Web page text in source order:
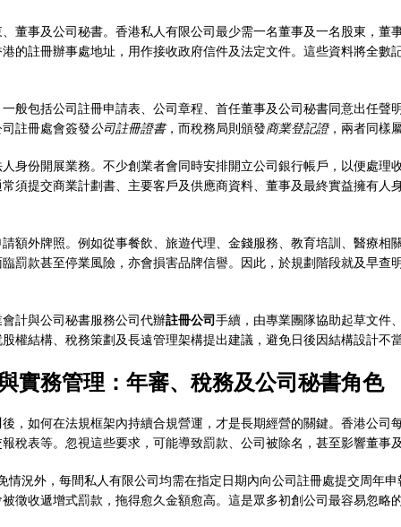
董事及公司秘書。香港私人有限公司最少需一名董事及一名股東，董
的註冊辦事處地址，用作接收政府信件及法定文件。這些資料將全數
般包括公司註冊申請表、公司章程、首任董事及公司秘書同意出任聲
註冊處會簽發公司註冊證書，而稅務局則頒發商業登記證，兩者同樣
身份開展業務。不少創業者會同時安排開立公司銀行帳戶，以便處理
須提交商業計劃書、主要客戶及供應商資料、董事及最終實益擁有人
額外牌照。例如從事餐飲、旅遊代理、金錢服務、教育培訓、醫療相
罰款甚至停業風險，亦會損害品牌信譽。因此，於規劃階段就及早查
計與公司秘書服務公司代辦註冊公司手續，由專業團隊協助起草文件
權結構、稅務策劃及長遠管理架構提出建議，避免日後因結構設計不
實務管理：年審、稅務及公司秘書角色
後，如何在法規框架內持續合規營運，才是長期經營的關鍵。香港公司
稅表等。忽視這些要求，可能導致罰款、公司被除名，甚至影響董事
況外，每間私人有限公司均需在指定日期內向公司註冊處提交周年
徵收遞增式罰款，拖得愈久金額愈高。這是眾多初創公司最容易忽略